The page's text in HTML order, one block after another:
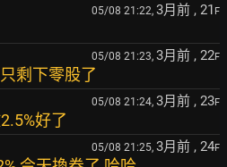
05/08 21:22, 3月前 , 21 F
05/08 21:23, 3月前 , 22F
剩下零股了
05/08 21:24, 3月前 , 23F
好了
05/08 21:25, 3月前 , 24F